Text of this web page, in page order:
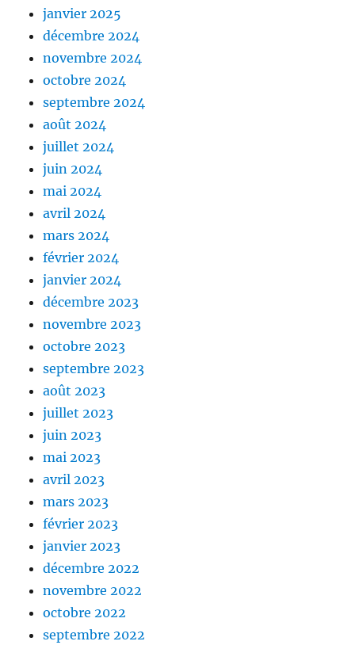
janvier 2025
décembre 2024
novembre 2024
octobre 2024
septembre 2024
août 2024
juillet 2024
juin 2024
mai 2024
avril 2024
mars 2024
février 2024
janvier 2024
décembre 2023
novembre 2023
octobre 2023
septembre 2023
août 2023
juillet 2023
juin 2023
mai 2023
avril 2023
mars 2023
février 2023
janvier 2023
décembre 2022
novembre 2022
octobre 2022
septembre 2022